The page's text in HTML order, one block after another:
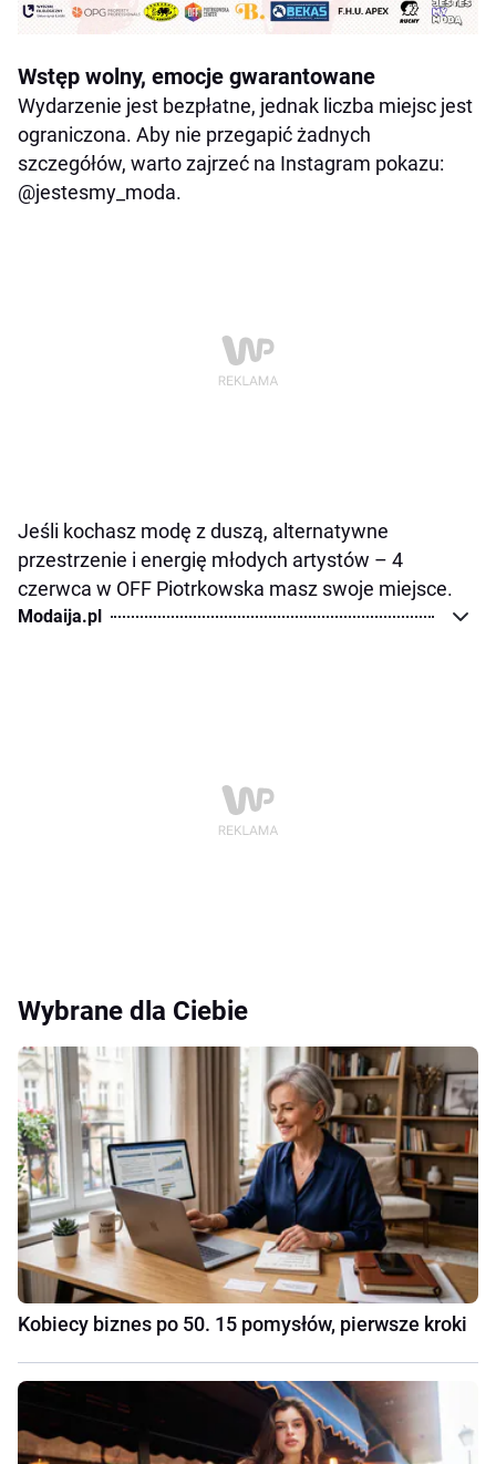
Wstęp wolny, emocje gwarantowane
Wydarzenie jest bezpłatne, jednak liczba miejsc jest
ograniczona. Aby nie przegapić żadnych
szczegółów, warto zajrzeć na Instagram pokazu:
@jestesmy_moda.
Jeśli kochasz modę z duszą, alternatywne
przestrzenie i energię młodych artystów – 4
czerwca w OFF Piotrkowska masz swoje miejsce.
Modaija.pl
Wybrane dla Ciebie
Kobiecy biznes po 50. 15 pomysłów, pierwsze kroki